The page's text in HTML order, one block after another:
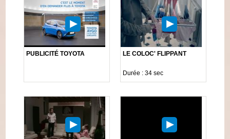
PUBLICITÉ TOYOTA LE COLOC' FLIPPANT
Durée : 34 sec